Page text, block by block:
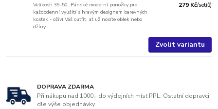
Velikosti 39-50. Pánské moderní ponožky pro
každodenní využití s hravým designem barevných
kostek - oživí Váš outfit, ať už nosíte oblek nebo
džíny.
279 Kč/set(ů)
Zvolit variantu
DOPRAVA ZDARMA
Při nákupu nad 1000,- do výdejních míst PPL. Ostatní dopravci
dle výše objednávky.